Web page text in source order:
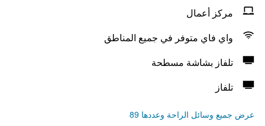
مركز أعمال
واي فاي متوفر في جميع المناطق
تلفاز بشاشة مسطحة
تلفاز
عرض جميع وسائل الراحة وعددها 89